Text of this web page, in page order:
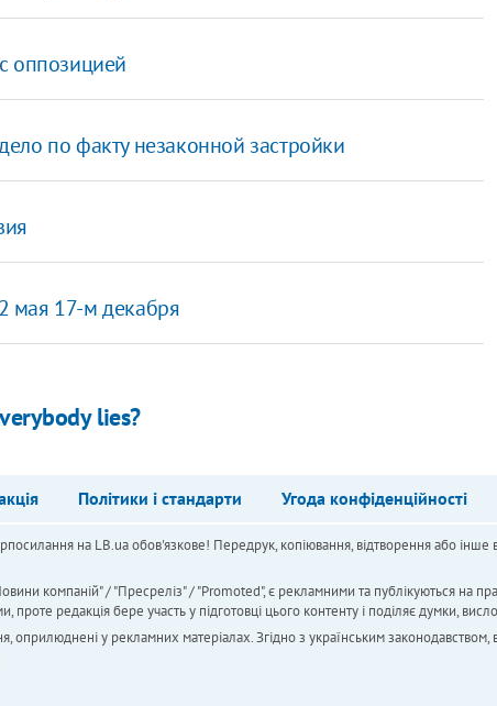
оппозицией
по факту незаконной застройки
мая 17-м декабря
lies?
Політики і стандарти Угода конфіденційності
на LB.ua обов'язкове! Передрук, копіювання, відтворення або інше
компаній" / "Пресреліз" / "Promoted", є рекламними та публікуються на
редакція бере участь у підготовці цього контенту і поділяє думки,
оприлюднені у рекламних матеріалах. Згідно з українським